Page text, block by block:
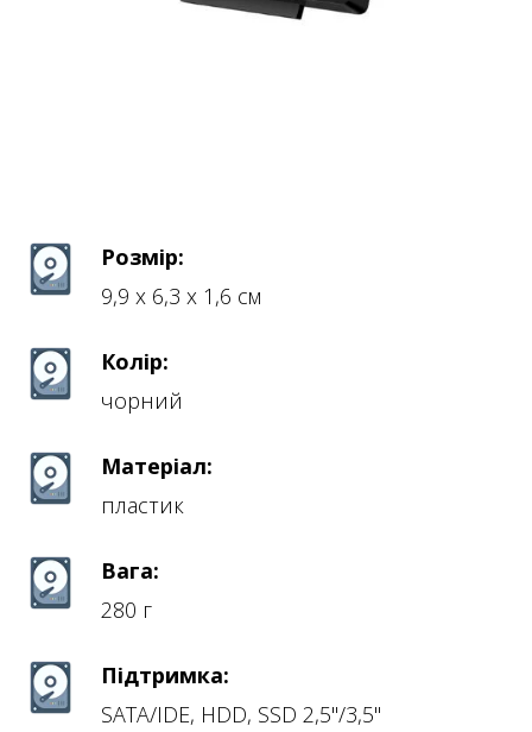
Розмір:
9,9 х 6,3 х 1,6 см
Колір:
чорний
Матеріал:
пластик
Вага:
280 г
Підтримка:
SATA/IDE, HDD, SSD 2,5"/3,5"